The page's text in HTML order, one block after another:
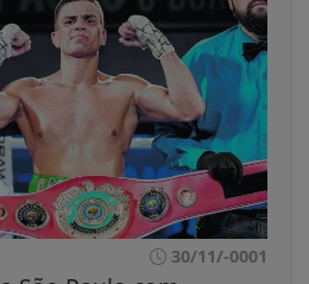
30/11/-0001